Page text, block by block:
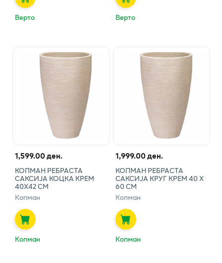
Верто Верто
1,599.00 ден.
КОПМАН РЕБРАСТА
САКСИЈА КОЦКА КРЕМ
40X42 CM
Копман
Копман
1,999.00 ден.
КОПМАН РЕБРАСТА
САКСИЈА КРУГ КРЕМ 40 Х
60 СМ
Копман
Копман